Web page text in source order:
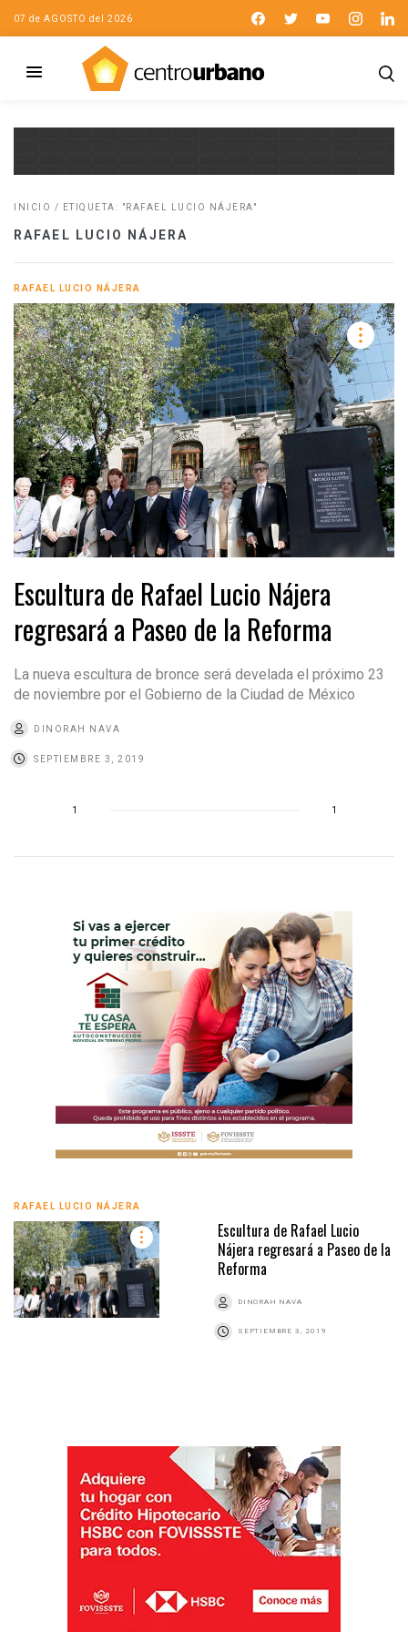
07 de AGOSTO del 2026
INICIO / ETIQUETA: "RAFAEL LUCIO NÁJERA"
RAFAEL LUCIO NÁJERA
RAFAEL LUCIO NÁJERA
Escultura de Rafael Lucio Nájera
regresará a Paseo de la Reforma
La nueva escultura de bronce será develada el próximo 23
de noviembre por el Gobierno de la Ciudad de México
DINORAH NAVA
SEPTIEMBRE 3, 2019
1 1
RAFAEL LUCIO NÁJERA
Escultura de Rafael Lucio
Nájera regresará a Paseo de la
Reforma
DINORAH NAVA
SEPTIEMBRE 3, 2019